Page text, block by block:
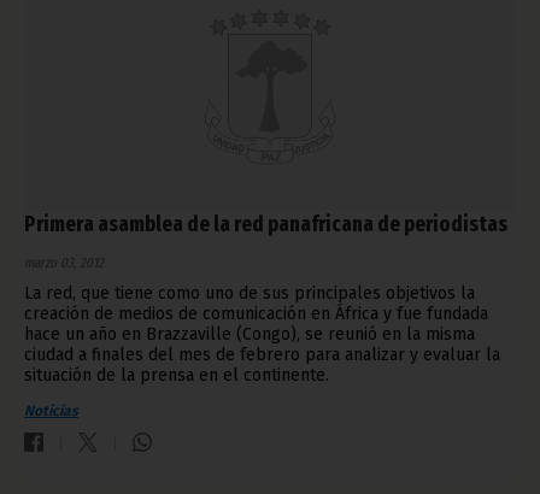
Primera asamblea de la red panafricana de periodistas
marzo 03, 2012
La red, que tiene como uno de sus principales objetivos la
creación de medios de comunicación en África y fue fundada
hace un año en Brazzaville (Congo), se reunió en la misma
ciudad a finales del mes de febrero para analizar y evaluar la
situación de la prensa en el continente.
Noticias